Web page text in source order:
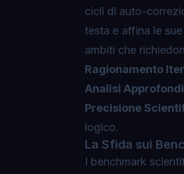
cicli di auto-
testa e affina le
ambiti che
Ragionamento
Analisi
Precisione
logico.
La Sfida sui
I benchmark